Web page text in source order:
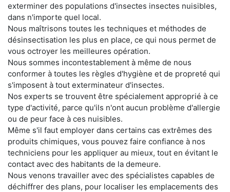
exterminer des populations d'insectes insectes nuisibles,
dans n'importe quel local.
Nous maîtrisons toutes les techniques et méthodes de
désinsectisation les plus en place, ce qui nous permet de
vous octroyer les meilleures opération.
Nous sommes incontestablement à même de nous
conformer à toutes les règles d'hygiène et de propreté qui
s'imposent à tout exterminateur d'insectes.
Nos experts se trouvent être spécialement approprié à ce
type d'activité, parce qu'ils n'ont aucun problème d'allergie
ou de peur face à ces nuisibles.
Même s'il faut employer dans certains cas extrêmes des
produits chimiques, vous pouvez faire confiance à nos
techniciens pour les appliquer au mieux, tout en évitant le
contact avec des habitants de la demeure.
Nous venons travailler avec des spécialistes capables de
déchiffrer des plans, pour localiser les emplacements des